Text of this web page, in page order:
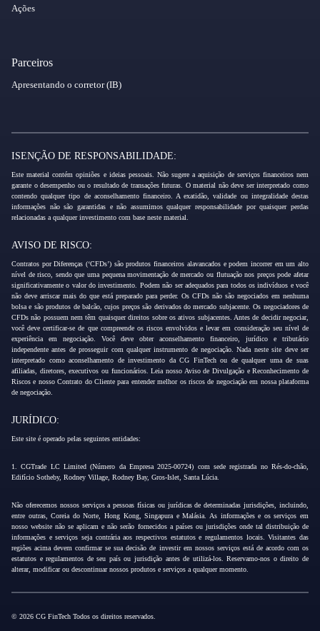
Ações
Parceiros
Apresentando o corretor (IB)
ISENÇÃO DE RESPONSABILIDADE:
Este material contém opiniões e ideias pessoais. Não sugere a aquisição de serviços financeiros nem
garante o desempenho ou o resultado de transações futuras. O material não deve ser interpretado como
contendo qualquer tipo de aconselhamento financeiro. A exatidão, validade ou integralidade destas
informações não são garantidas e não assumimos qualquer responsabilidade por quaisquer perdas
relacionadas a qualquer investimento com base neste material.
AVISO DE RISCO:
Contratos por Diferenças (‘CFDs’) são produtos financeiros alavancados e podem incorrer em um alto
nível de risco, sendo que uma pequena movimentação de mercado ou flutuação nos preços pode afetar
significativamente o valor do investimento. Podem não ser adequados para todos os indivíduos e você
não deve arriscar mais do que está preparado para perder. Os CFDs não são negociados em nenhuma
bolsa e são produtos de balcão, cujos preços são derivados do mercado subjacente. Os negociadores de
CFDs não possuem nem têm quaisquer direitos sobre os ativos subjacentes. Antes de decidir negociar,
você deve certificar-se de que compreende os riscos envolvidos e levar em consideração seu nível de
experiência em negociação. Você deve obter aconselhamento financeiro, jurídico e tributário
independente antes de prosseguir com qualquer instrumento de negociação. Nada neste site deve ser
interpretado como aconselhamento de investimento da CG FinTech ou de qualquer uma de suas
afiliadas, diretores, executivos ou funcionários. Leia nosso Aviso de Divulgação e Reconhecimento de
Riscos e nosso Contrato do Cliente para entender melhor os riscos de negociação em nossa plataforma
de negociação.
JURÍDICO:
Este site é operado pelas seguintes entidades:
1. CGTrade LC Limited (Número da Empresa 2025-00724) com sede registrada no Rés-do-chão,
Edifício Sotheby, Rodney Village, Rodney Bay, Gros-Islet, Santa Lúcia.
Não oferecemos nossos serviços a pessoas físicas ou jurídicas de determinadas jurisdições, incluindo,
entre outras, Coreia do Norte, Hong Kong, Singapura e Malásia. As informações e os serviços em
nosso website não se aplicam e não serão fornecidos a países ou jurisdições onde tal distribuição de
informações e serviços seja contrária aos respectivos estatutos e regulamentos locais. Visitantes das
regiões acima devem confirmar se sua decisão de investir em nossos serviços está de acordo com os
estatutos e regulamentos de seu país ou jurisdição antes de utilizá-los. Reservamo-nos o direito de
alterar, modificar ou descontinuar nossos produtos e serviços a qualquer momento.
© 2026 CG FinTech Todos os direitos reservados.